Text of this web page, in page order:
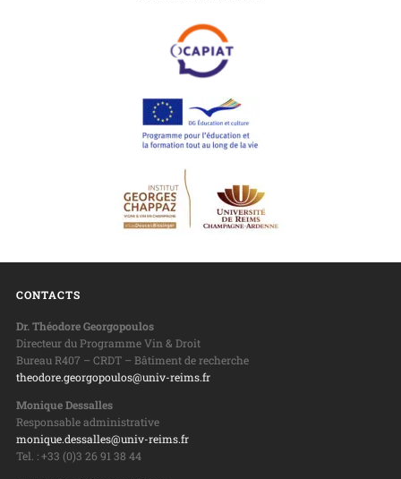
CONTACTS
Dr. Théodore Georgopoulos
Directeur du Programme Vin & Droit
Bureau R407 – CRDT – Bâtiment de recherche
theodore.georgopoulos@univ-reims.fr
Monique Dessalles
Responsable administrative
monique.dessalles@univ-reims.fr
Tel. : +33 (0)3 26 91 38 44